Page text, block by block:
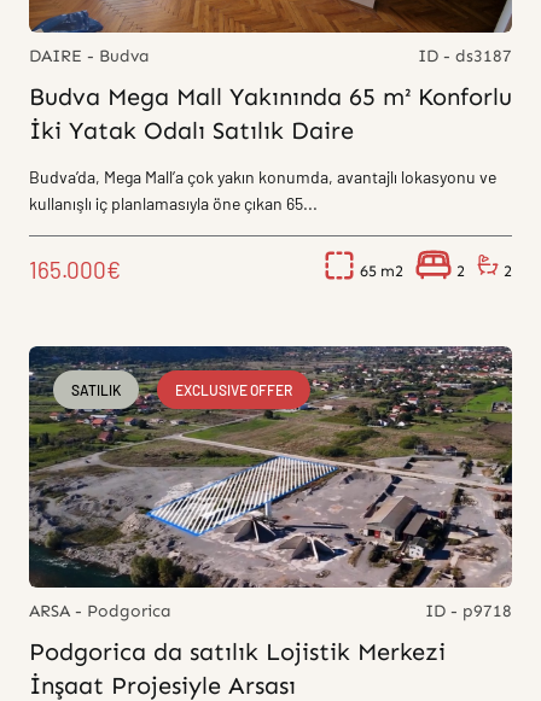
DAIRE - Budva ID - ds3187
Budva Mega Mall Yakınında 65 m² Konforlu
İki Yatak Odalı Satılık Daire
Budva’da, Mega Mall’a çok yakın konumda, avantajlı lokasyonu ve
kullanışlı iç planlamasıyla öne çıkan 65...
165.000€ 65 2 2
SATILIK EXCLUSIVE OFFER
ARSA - Podgorica ID - p9718
Podgorica da satılık Lojistik Merkezi
İnşaat Projesiyle Arsası